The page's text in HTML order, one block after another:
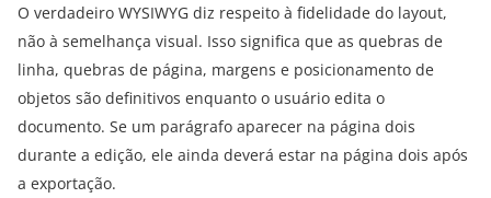
O verdadeiro WYSIWYG diz respeito à fidelidade do layout,
não à semelhança visual. Isso significa que as quebras de
linha, quebras de página, margens e posicionamento de
objetos são definitivos enquanto o usuário edita o
documento. Se um parágrafo aparecer na página dois
durante a edição, ele ainda deverá estar na página dois após
a exportação.